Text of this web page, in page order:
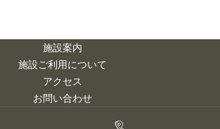
施設案内
施設ご利用について
アクセス
お問い合わせ